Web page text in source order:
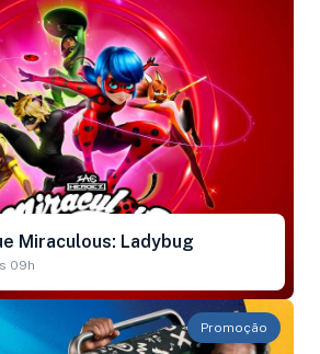
Miraculous: Ladybug
09h
Promoção